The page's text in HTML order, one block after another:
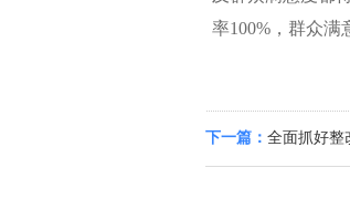
率100%，群众满
下一篇： 全面抓好整